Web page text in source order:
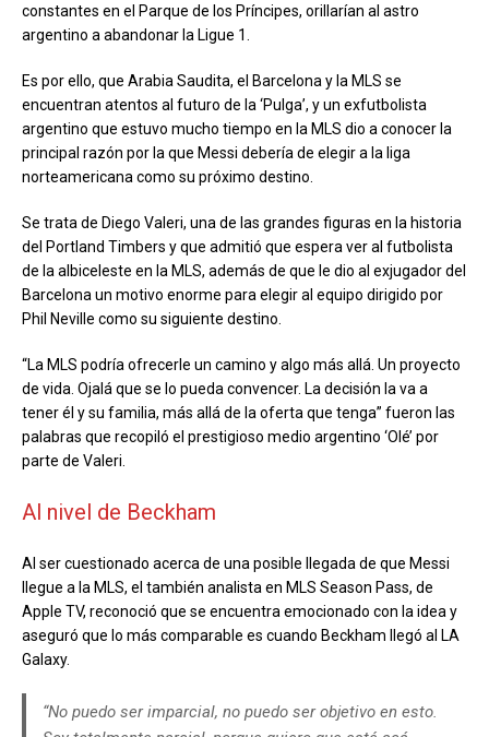
constantes en el Parque de los Príncipes, orillarían al astro
argentino a abandonar la Ligue 1.
Es por ello, que Arabia Saudita, el Barcelona y la MLS se
encuentran atentos al futuro de la ‘Pulga’, y un exfutbolista
argentino que estuvo mucho tiempo en la MLS dio a conocer la
principal razón por la que Messi debería de elegir a la liga
norteamericana como su próximo destino.
Se trata de Diego Valeri, una de las grandes figuras en la historia
del Portland Timbers y que admitió que espera ver al futbolista
de la albiceleste en la MLS, además de que le dio al exjugador del
Barcelona un motivo enorme para elegir al equipo dirigido por
Phil Neville como su siguiente destino.
“La MLS podría ofrecerle un camino y algo más allá. Un proyecto
de vida. Ojalá que se lo pueda convencer. La decisión la va a
tener él y su familia, más allá de la oferta que tenga” fueron las
palabras que recopiló el prestigioso medio argentino ‘Olé’ por
parte de Valeri.
Al nivel de Beckham
Al ser cuestionado acerca de una posible llegada de que Messi
llegue a la MLS, el también analista en MLS Season Pass, de
Apple TV, reconoció que se encuentra emocionado con la idea y
aseguró que lo más comparable es cuando Beckham llegó al LA
Galaxy.
“No puedo ser imparcial, no puedo ser objetivo en esto.